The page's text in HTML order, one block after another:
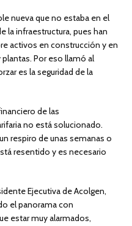
nueva que no estaba en el
la infraestructura, pues han
activos en construcción y en
Por eso llamó al
es la seguridad de la
de las
no está solucionado.
respiro de unas semanas o
resentido y es necesario
Ejecutiva de Acolgen,
el panorama con
estar muy alarmados,